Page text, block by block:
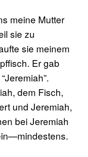
meine Mutter
sie zu
sie meinem
Er gab
dem Fisch,
und Jeremiah,
bei Jeremiah